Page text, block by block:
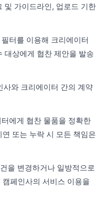
및 가이드라인, 업로드 기한
터를 이용해 크리에이터
대상에게 협찬 제안을 발송
와 크리에이터 간의 계약
에게 협찬 물품을 정확한
또는 누락 시 모든 책임은
을 변경하거나 일방적으로
페인사의 서비스 이용을